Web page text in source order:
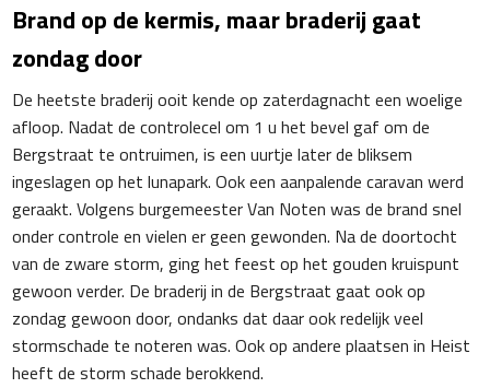
Brand op de kermis, maar braderij gaat
zondag door
De heetste braderij ooit kende op zaterdagnacht een woelige
afloop. Nadat de controlecel om 1 u het bevel gaf om de
Bergstraat te ontruimen, is een uurtje later de bliksem
ingeslagen op het lunapark. Ook een aanpalende caravan werd
geraakt. Volgens burgemeester Van Noten was de brand snel
onder controle en vielen er geen gewonden. Na de doortocht
van de zware storm, ging het feest op het gouden kruispunt
gewoon verder. De braderij in de Bergstraat gaat ook op
zondag gewoon door, ondanks dat daar ook redelijk veel
stormschade te noteren was. Ook op andere plaatsen in Heist
heeft de storm schade berokkend.